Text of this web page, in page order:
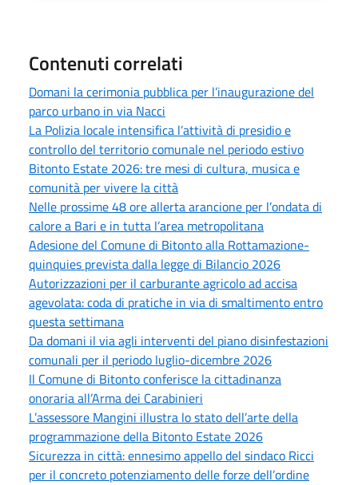
Contenuti correlati
Domani la cerimonia pubblica per l’inaugurazione del
parco urbano in via Nacci
La Polizia locale intensifica l’attività di presidio e
controllo del territorio comunale nel periodo estivo
Bitonto Estate 2026: tre mesi di cultura, musica e
comunità per vivere la città
Nelle prossime 48 ore allerta arancione per l’ondata di
calore a Bari e in tutta l’area metropolitana
Adesione del Comune di Bitonto alla Rottamazione-
quinquies prevista dalla legge di Bilancio 2026
Autorizzazioni per il carburante agricolo ad accisa
agevolata: coda di pratiche in via di smaltimento entro
questa settimana
Da domani il via agli interventi del piano disinfestazioni
comunali per il periodo luglio-dicembre 2026
Il Comune di Bitonto conferisce la cittadinanza
onoraria all’Arma dei Carabinieri
L’assessore Mangini illustra lo stato dell’arte della
programmazione della Bitonto Estate 2026
Sicurezza in città: ennesimo appello del sindaco Ricci
per il concreto potenziamento delle forze dell’ordine